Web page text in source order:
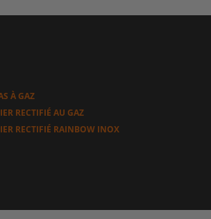
À GAZ
RECTIFIÉ AU GAZ
RECTIFIÉ RAINBOW INOX